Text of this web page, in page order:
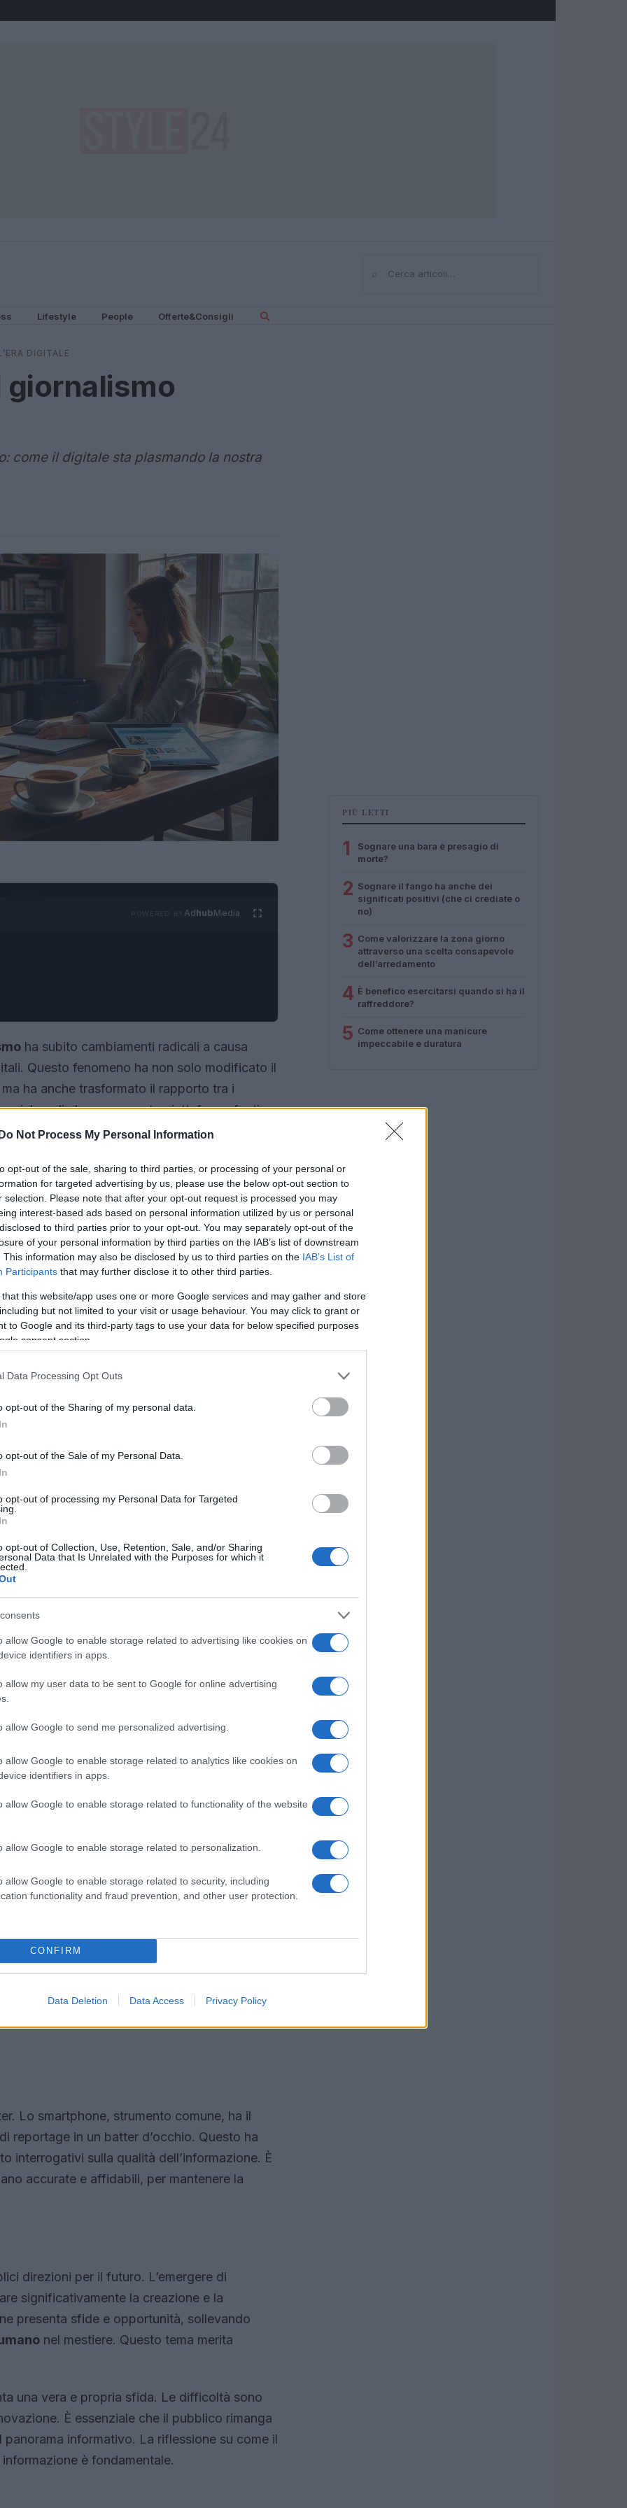
Do Not Process My Personal Information
opt-out of the sale, sharing to third parties, or processing of your personal or
for targeted advertising by us, please use the below opt-out section to
selection. Please note that after your opt-out request is processed you may
interest-based ads based on personal information utilized by us or personal
to third parties prior to your opt-out. You may separately opt-out of the
of your personal information by third parties on the IAB’s list of downstream
This information may also be disclosed by us to third parties on the IAB’s List of
Participants that may further disclose it to other third parties.
that this website/app uses one or more Google services and may gather and store
but not limited to your visit or usage behaviour. You may click to grant or
to Google and its third-party tags to use your data for below specified purposes
consent section.
Data Processing Opt Outs
opt-out of the Sharing of my personal data.
opt-out of the Sale of my Personal Data.
opt-out of processing my Personal Data for Targeted
opt-out of Collection, Use, Retention, Sale, and/or Sharing
Data that Is Unrelated with the Purposes for which it
allow Google to enable storage related to advertising like cookies on
identifiers in apps.
allow my user data to be sent to Google for online advertising
allow Google to send me personalized advertising.
allow Google to enable storage related to analytics like cookies on
identifiers in apps.
allow Google to enable storage related to functionality of the website
allow Google to enable storage related to personalization.
allow Google to enable storage related to security, including
functionality and fraud prevention, and other user protection.
CONFIRM
Data Deletion Data Access Privacy Policy
⌕Cerca
Lifestyle People Offerte&Consigli
DIGITALE
giornalismo
come il digitale sta plasmando la nostra
AdhubMedia
ha subito cambiamenti radicali a causa
Questo fenomeno ha non solo modificato il
ha anche trasformato il rapporto tra i
media ha reso queste piattaforme fonti
giornalismo
in cui si consumano le notizie. La
bastano un tweet o un post su
Tuttavia, questo fenomeno porta con sé
L’aumento della disinformazione e delle
La veridicità delle notizie lette online è
richiede attenzione. I giornalisti devono
mai prima d’ora. La fiducia del pubblico è in
digitale
si è ampliato. Non si tratta più solo di
devono ora essere anche
con il pubblico in tempo reale. Questa
del mestiere, evidenziando l’importanza
Lo smartphone, strumento comune, ha il
reportage in un batter d’occhio. Questo ha
interrogativi sulla qualità dell’informazione. È
accurate e affidabili, per mantenere la
direzioni per il futuro. L’emergere di
significativamente la creazione e la
presenta sfide e opportunità, sollevando
nel mestiere. Questo tema merita
una vera e propria sfida. Le difficoltà sono
È essenziale che il pubblico rimanga
informativo. La riflessione su come il
è fondamentale.
PIÙ LETTI
1
Sognare una bara è presagio di
morte?
2 Sognare il fango ha anche dei
significati positivi (che ci crediate o
no)
3 Come valorizzare la zona giorno
attraverso una scelta consapevole
dell’arredamento
4 È benefico esercitarsi quando si ha il
raffreddore?
5 Come ottenere una manicure
impeccabile e duratura